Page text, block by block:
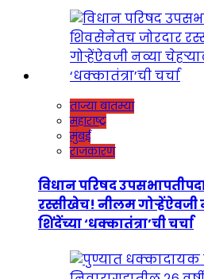
ताज्या बातम्या
महाराष्ट्र
मुंबई
राजकारण
विधान परिषद
रस्सीखेच! नीलम गोऱ्हेंऐवजी
शिंदेंच्या ‘धक्कातंत्रा’ची चर्चा